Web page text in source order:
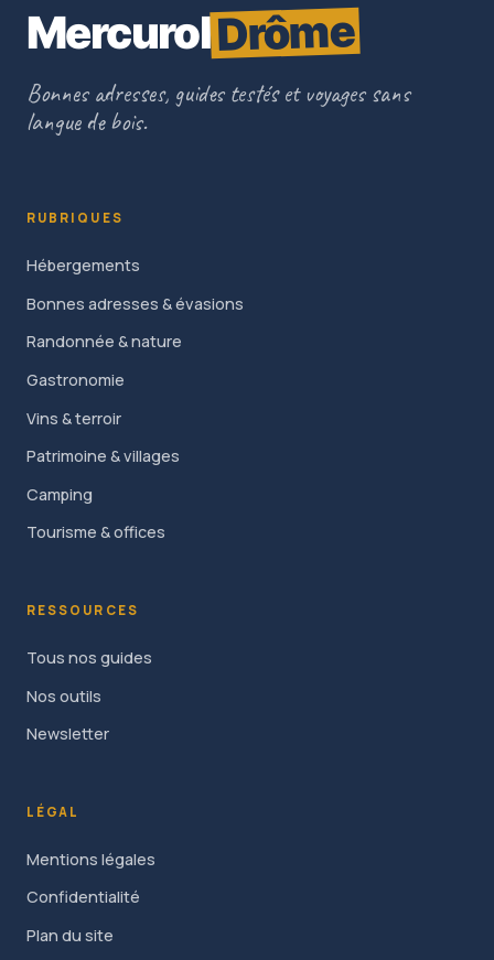
MercurolDrôme
Bonnes adresses, guides testés et voyages sans
langue de bois.
RUBRIQUES
Hébergements
Bonnes adresses & évasions
Randonnée & nature
Gastronomie
Vins & terroir
Patrimoine & villages
Camping
Tourisme & offices
RESSOURCES
Tous nos guides
Nos outils
Newsletter
LÉGAL
Mentions légales
Confidentialité
Plan du site